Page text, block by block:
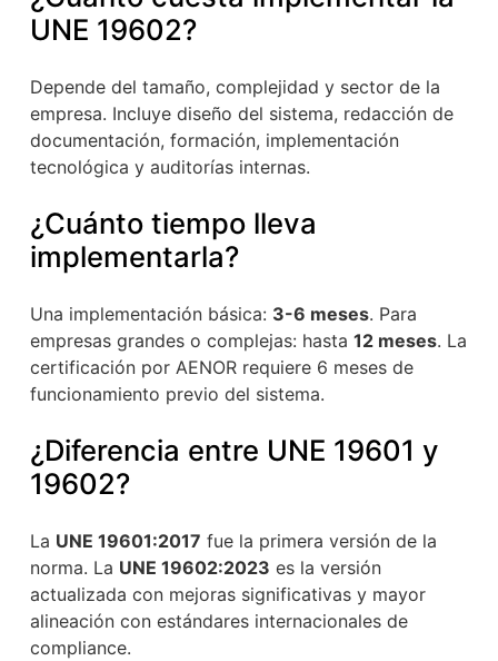
UNE 19602?
Depende del tamaño, complejidad y sector de la
empresa. Incluye diseño del sistema, redacción de
documentación, formación, implementación
tecnológica y auditorías internas.
¿Cuánto tiempo lleva
implementarla?
Una implementación básica: 3-6 meses. Para
empresas grandes o complejas: hasta 12 meses. La
certificación por AENOR requiere 6 meses de
funcionamiento previo del sistema.
¿Diferencia entre UNE 19601 y
19602?
La UNE 19601:2017 fue la primera versión de la
norma. La UNE 19602:2023 es la versión
actualizada con mejoras significativas y mayor
alineación con estándares internacionales de
compliance.